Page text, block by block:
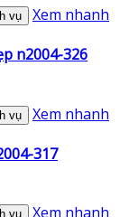
vụ Xem nhanh
n2004-326
vụ Xem nhanh
317
vụ Xem nhanh